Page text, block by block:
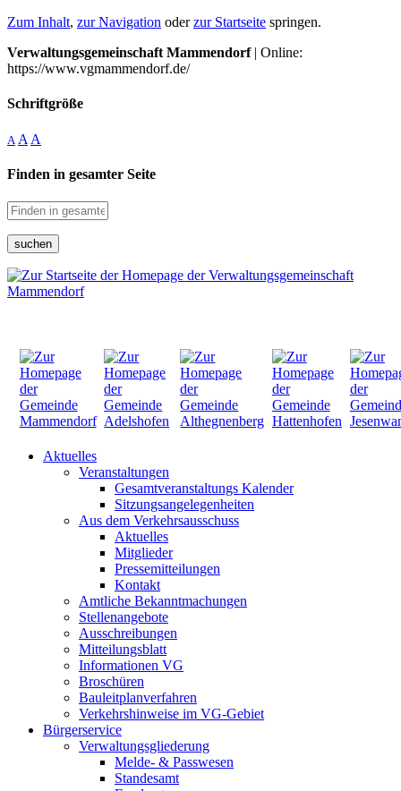
Zum Inhalt, zur Navigation oderzur Startseite springen.
Verwaltungsgemeinschaft Mammendorf| Online:
https://www.vgmammendorf.de/
Schriftgröße
A A A
Finden in gesamter Seite
suchen
Aktuelles
Veranstaltungen
Gesamtveranstaltungs Kalender
Sitzungsangelegenheiten
Aus dem Verkehrsausschuss
Aktuelles
Mitglieder
Pressemitteilungen
Kontakt
Amtliche Bekanntmachungen
Stellenangebote
Ausschreibungen
Mitteilungsblatt
Informationen VG
Broschüren
Bauleitplanverfahren
Verkehrshinweise im VG-Gebiet
Bürgerservice
Verwaltungsgliederung
Melde- & Passwesen
Standesamt